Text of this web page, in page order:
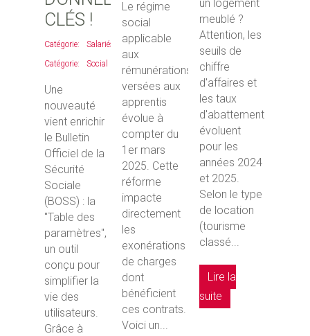
CLÉS !
Salariés
Social
Une
nouveauté
vient enrichir
le Bulletin
Officiel de la
Sécurité
Sociale
(BOSS) : la
"Table des
paramètres",
un outil
conçu pour
simplifier la
vie des
utilisateurs.
Grâce à
Le régime
social
applicable
aux
rémunérations
versées aux
apprentis
évolue à
compter du
1er mars
2025. Cette
réforme
impacte
directement
les
exonérations
de charges
dont
bénéficient
ces contrats.
Voici un...
un logement
meublé ?
Attention, les
seuils de
chiffre
d'affaires et
les taux
d'abattement
évoluent
pour les
années 2024
et 2025.
Selon le type
de location
(tourisme
classé...
Lire la
suite